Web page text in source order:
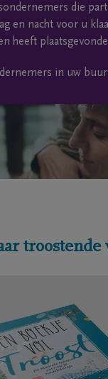
die
en nacht voor u
heeft
in uw
troostende